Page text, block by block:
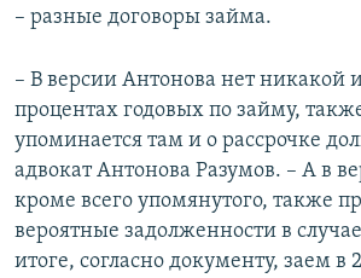
– разные договоры займа.
– В версии Антонова нет никакой
процентах годовых по займу,
упоминается там и о рассрочке
адвокат Антонова Разумов. – А в
кроме всего упомянутого, также
вероятные задолженности в
итоге, согласно документу, заем в